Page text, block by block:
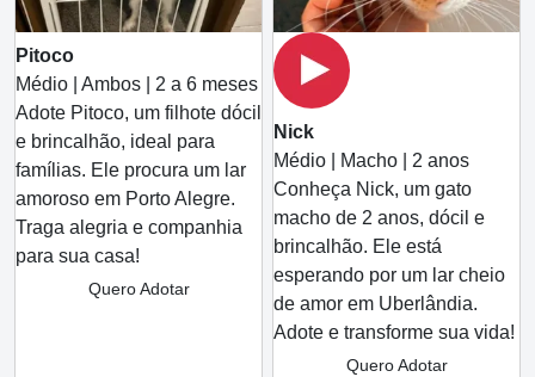
Pitoco
Médio | Ambos | 2 a 6 meses
Adote Pitoco, um filhote dócil
e brincalhão, ideal para
famílias. Ele procura um lar
amoroso em Porto Alegre.
Traga alegria e companhia
para sua casa!
Quero Adotar
Nick
Médio | Macho | 2 anos
Conheça Nick, um gato
macho de 2 anos, dócil e
brincalhão. Ele está
esperando por um lar cheio
de amor em Uberlândia.
Adote e transforme sua vida!
Quero Adotar